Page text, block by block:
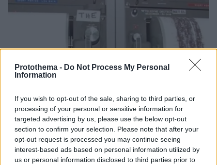
Protothema - Do Not Process My Personal
Information
If you wish to opt-out of the sale, sharing to third parties, or
processing of your personal or sensitive information for
targeted advertising by us, please use the below opt-out
section to confirm your selection. Please note that after your
opt-out request is processed you may continue seeing
interest-based ads based on personal information utilized by
us or personal information disclosed to third parties prior to